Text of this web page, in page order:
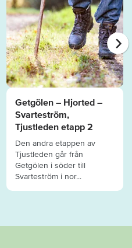
Getgölen – Hjorted –
Svarteström,
Tjustleden etapp 2
Den andra etappen av
Tjustleden går från
Getgölen i söder till
Svarteström i nor...